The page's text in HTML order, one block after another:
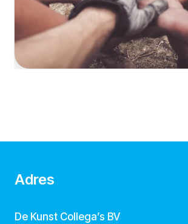
Adres
De Kunst Collega’s BV